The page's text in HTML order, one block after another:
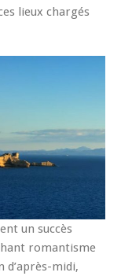
lieux chargés
un succès
romantisme
d’après-midi,